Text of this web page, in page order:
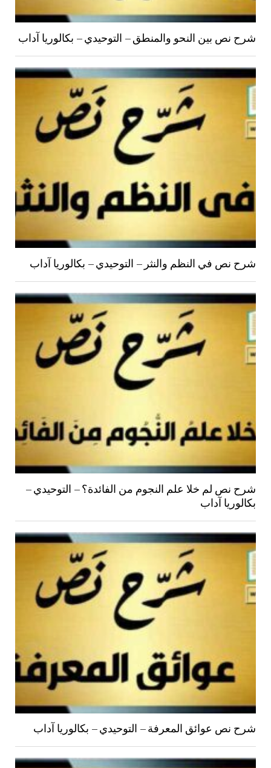
شرح نص بين النحو والمنطق – التوحيدي – بكالوريا آداب
شرح نص في النظم والنثر – التوحيدي – بكالوريا آداب
شرح نص لم خلا علم النجوم من الفائدة؟ – التوحيدي –
بكالوريا آداب
شرح نص عوائق المعرفة – التوحيدي – بكالوريا آداب